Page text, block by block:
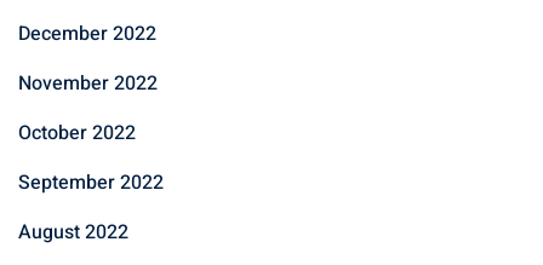
December 2022
November 2022
October 2022
September 2022
August 2022